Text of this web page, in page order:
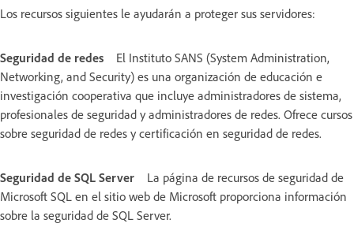
Los recursos siguientes le ayudarán a proteger sus servidores:
Seguridad de redes
El Instituto SANS (System Administration,
Networking, and Security) es una organización de educación e
investigación cooperativa que incluye administradores de sistema,
profesionales de seguridad y administradores de redes. Ofrece cursos
sobre seguridad de redes y certificación en seguridad de redes.
Seguridad de SQL Server
La página de recursos de seguridad de
Microsoft SQL en el sitio web de Microsoft proporciona información
sobre la seguridad de SQL Server.